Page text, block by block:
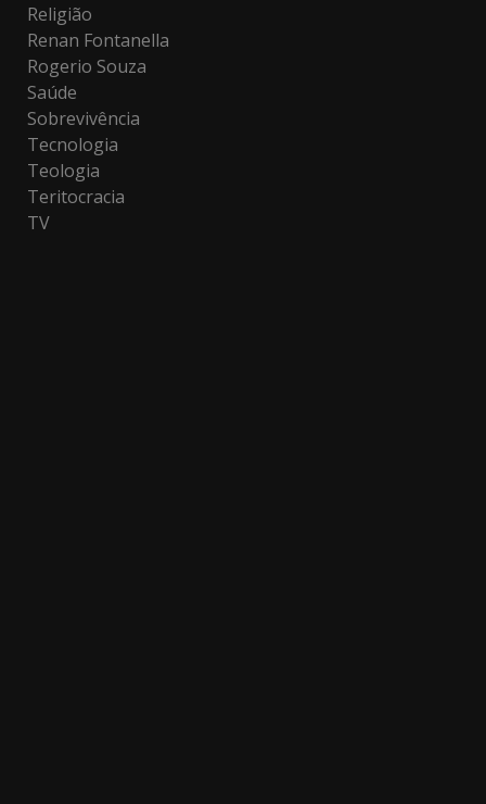
Religião
Renan Fontanella
Rogerio Souza
Saúde
Sobrevivência
Tecnologia
Teologia
Teritocracia
TV